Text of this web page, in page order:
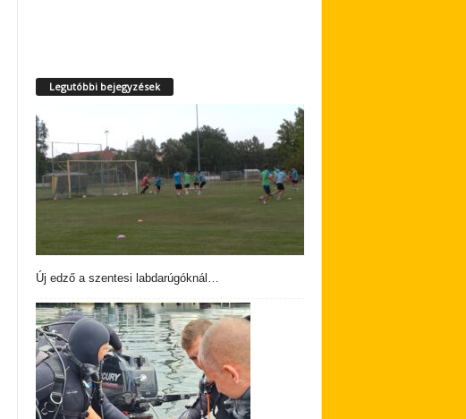
Legutóbbi bejegyzések
Új edző a szentesi labdarúgóknál…